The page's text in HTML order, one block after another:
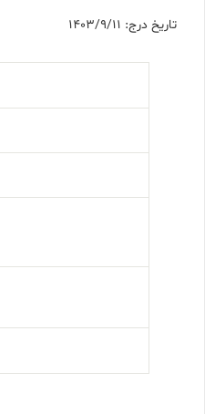
تاریخ درج: 1403/9/11